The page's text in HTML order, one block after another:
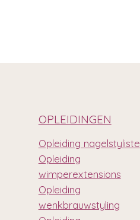
Opleiding nagelstyliste
Opleiding
wimperextensions
Opleiding
wenkbrauwstyling
OPLEIDINGEN